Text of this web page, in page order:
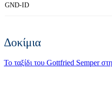
GND-ID
Δοκίμια
Το ταξίδι του Gottfried Semper